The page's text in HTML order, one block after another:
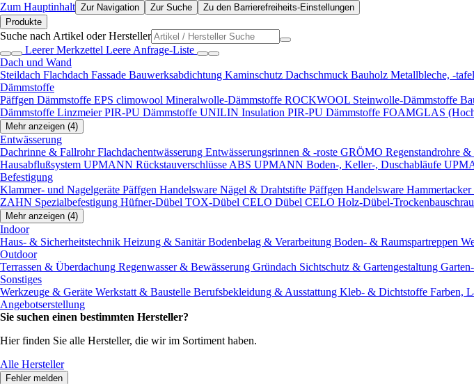
Zum Hauptinhalt Zur Navigation Zur Suche
Zu den Barrierefreiheits-Einstellungen
Produkte
Suche nach Artikel oder Hersteller
Leerer Merkzettel Leere Anfrage-Liste
Dach und Wand
Steildach Flachdach Fassade Bauwerksabdichtung Kaminschutz Dachschmuck Bauholz Metallbleche, -
Dämmstoffe
Päffgen Dämmstoffe EPS climowool Mineralwolle-Dämmstoffe ROCKWOOL Steinwolle-Dämmstoffe
Dämmstoffe Linzmeier PIR-PU Dämmstoffe UNILIN Insulation PIR-PU Dämmstoffe FOAMGLAS
Mehr anzeigen (4)
Entwässerung
Dachrinne & FallrohrFlachdachentwässerung Entwässerungsrinnen & -roste GRÖMO Regenstandrohre
Hausabflußsystem UPMANN Rückstauverschlüsse ABS UPMANN Boden-, Keller-, Duschabläufe
Befestigung
Klammer- und Nagelgeräte Päffgen Handelsware Nägel & Drahtstifte Päffgen Handelsware
ZAHN Spezialbefestigung Hüfner-Dübel TOX-Dübel CELO Dübel CELO Holz-Dübel-
Mehr anzeigen (4)
Indoor
Haus- & Sicherheitstechnik Heizung & SanitärBodenbelag & Verarbeitung Boden- & Raumspartreppen
Outdoor
Terrassen & Überdachung Regenwasser & Bewässerung Gründach Sichtschutz & Gartengestaltung
Sonstiges
Werkzeuge & Geräte Werkstatt & Baustelle Berufsbekleidung & Ausstattung Kleb- & Dichtstoffe Farben,
Angebotserstellung
Sie suchen einen bestimmten Hersteller?
Hier finden Sie alle Hersteller, die wir im Sortiment haben.
Alle Hersteller
Fehler melden